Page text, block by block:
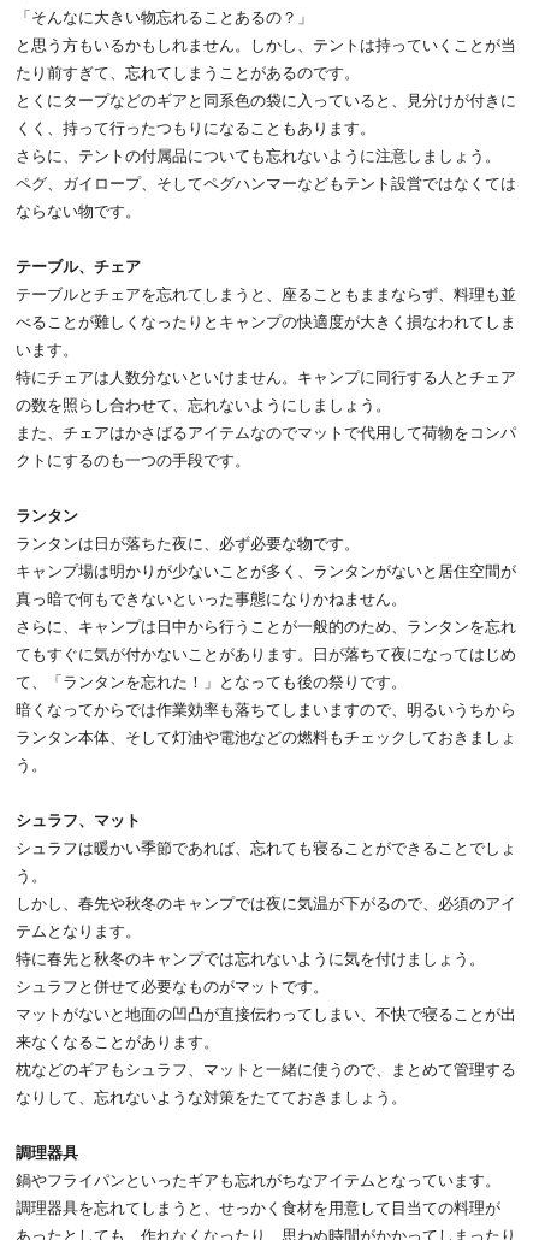
「そんなに大きい物忘れることあるの？」
と思う方もいるかもしれません。しかし、テントは持っていくことが当
たり前すぎて、忘れてしまうことがあるのです。
とくにタープなどのギアと同系色の袋に入っていると、見分けが付きに
くく、持って行ったつもりになることもあります。
さらに、テントの付属品についても忘れないように注意しましょう。
ペグ、ガイロープ、そしてペグハンマーなどもテント設営ではなくては
ならない物です。
テーブル、チェア
テーブルとチェアを忘れてしまうと、座ることもままならず、料理も並
べることが難しくなったりとキャンプの快適度が大きく損なわれてしま
います。
特にチェアは人数分ないといけません。キャンプに同行する人とチェア
の数を照らし合わせて、忘れないようにしましょう。
また、チェアはかさばるアイテムなのでマットで代用して荷物をコンパ
クトにするのも一つの手段です。
ランタン
ランタンは日が落ちた夜に、必ず必要な物です。
キャンプ場は明かりが少ないことが多く、ランタンがないと居住空間が
真っ暗で何もできないといった事態になりかねません。
さらに、キャンプは日中から行うことが一般的のため、ランタンを忘れ
てもすぐに気が付かないことがあります。日が落ちて夜になってはじめ
て、「ランタンを忘れた！」となっても後の祭りです。
暗くなってからでは作業効率も落ちてしまいますので、明るいうちから
ランタン本体、そして灯油や電池などの燃料もチェックしておきましょ
う。
シュラフ、マット
シュラフは暖かい季節であれば、忘れても寝ることができることでしょ
う。
しかし、春先や秋冬のキャンプでは夜に気温が下がるので、必須のアイ
テムとなります。
特に春先と秋冬のキャンプでは忘れないように気を付けましょう。
シュラフと併せて必要なものがマットです。
マットがないと地面の凹凸が直接伝わってしまい、不快で寝ることが出
来なくなることがあります。
枕などのギアもシュラフ、マットと一緒に使うので、まとめて管理する
なりして、忘れないような対策をたてておきましょう。
調理器具
鍋やフライパンといったギアも忘れがちなアイテムとなっています。
調理器具を忘れてしまうと、せっかく食材を用意して目当ての料理が
あったとしても、作れなくなったり、思わぬ時間がかかってしまったり